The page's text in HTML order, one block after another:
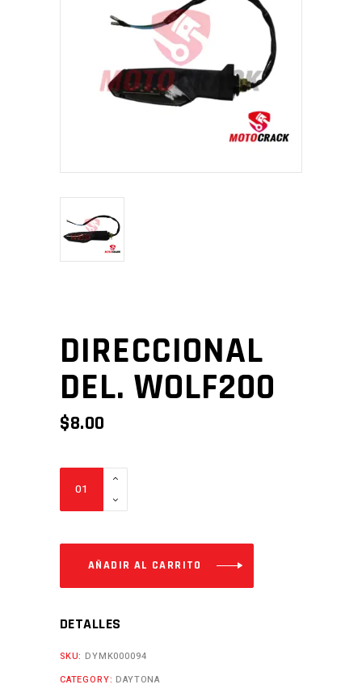
DIRECCIONAL
DEL. WOLF200
$8.00
DIRECCIONAL
Cantidad
AÑADIR AL CARRITO
DETALLES
SKU: DYMK000094
CATEGORY: DAYTONA